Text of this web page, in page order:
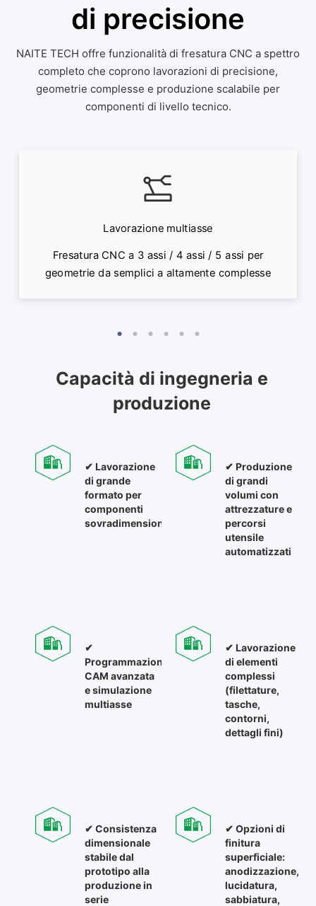
di precisione
NAITE TECH offre funzionalità di fresatura CNC a spettro
completo che coprono lavorazioni di precisione,
geometrie complesse e produzione scalabile per
componenti di livello tecnico.
Lavorazione multiasse
Fresatura CNC a 3 assi / 4 assi / 5 assi per
geometrie da semplici a altamente complesse
Capacità di ingegneria e
produzione​​​​​​​
✔ Lavorazione
di grande
formato per
componenti
sovradimensionati
✔ Produzione
di grandi
volumi con
attrezzature e
percorsi
utensile
automatizzati
✔
Programmazione
CAM avanzata
e simulazione
multiasse
✔ Lavorazione
di elementi
complessi
(filettature,
tasche,
contorni,
dettagli fini)
✔ Consistenza
dimensionale
stabile dal
prototipo alla
produzione in
serie
✔ Opzioni di
finitura
superficiale:
anodizzazione,
lucidatura,
sabbiatura,